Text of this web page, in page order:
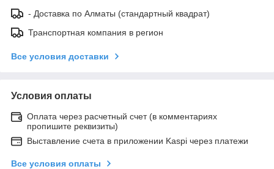
- Доставка по Алматы (стандартный квадрат)
Транспортная компания в регион
Все условия доставки
Условия оплаты
Оплата через расчетный счет (в комментариях
пропишите реквизиты)
Выставление счета в приложении Kaspi через платежи
Все условия оплаты